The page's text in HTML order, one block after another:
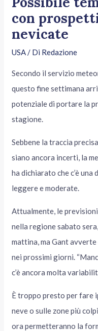
con
nevicate
USA/ Di Redazione
Secondo il servizio
questo fine settimana
potenziale di portare la
stagione.
Sebbene la traccia
siano ancora incerti, la
ha dichiarato che c’è
leggere e moderate.
Attualmente, le
nella regione sabato
mattina, ma Gant
nei prossimi giorni.
c’è ancora molta
È troppo presto per fare
neve o sulle zone più
ora permetteranno la